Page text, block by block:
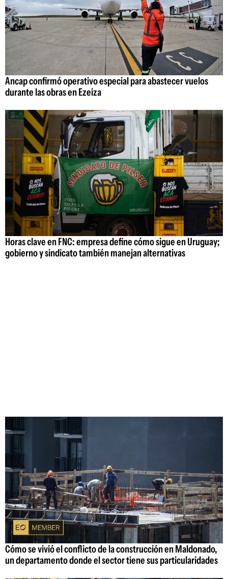
Ancap confirmó operativo especial para abastecer vuelos
durante las obras en Ezeiza
Horas clave en FNC: empresa define cómo sigue en Uruguay;
gobierno y sindicato también manejan alternativas
Cómo se vivió el conflicto de la construcción en Maldonado,
un departamento donde el sector tiene sus particularidades